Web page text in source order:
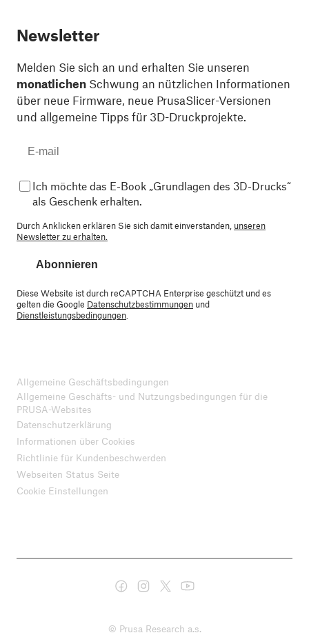
Newsletter
Melden Sie sich an und erhalten Sie unseren
monatlichen Schwung an nützlichen Informationen
über neue Firmware, neue PrusaSlicer-Versionen
und allgemeine Tipps für 3D-Druckprojekte.
Ich möchte das E-Book „Grundlagen des 3D-Drucks“
als Geschenk erhalten.
Durch Anklicken erklären Sie sich damit einverstanden, unseren
Newsletter zu erhalten.
Abonnieren
Diese Website ist durch reCAPTCHA Enterprise geschützt und es
gelten die Google Datenschutzbestimmungen und
Dienstleistungsbedingungen.
Allgemeine Geschäftsbedingungen
Allgemeine Geschäfts- und Nutzungsbedingungen für die
PRUSA-Websites
Datenschutzerklärung
Informationen über Cookies
Richtlinie für Kundenbeschwerden
Webseiten Status Seite
Cookie Einstellungen
© Prusa Research a.s.